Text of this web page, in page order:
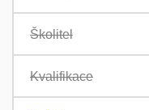
Školitel
Kvalifikace